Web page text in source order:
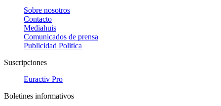
Sobre nosotros
Contacto
Mediahuis
Comunicados de prensa
Publicidad Politica
Suscripciones
Euractiv Pro
Boletines informativos